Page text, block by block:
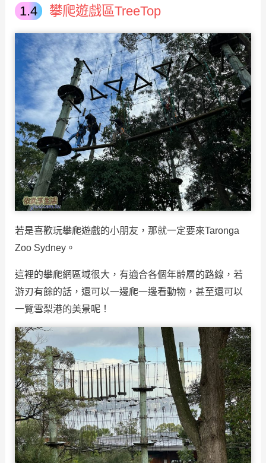
攀爬遊戲區TreeTop
若是喜歡玩攀爬遊戲的小朋友，那就一定要來Taronga
Zoo Sydney。
這裡的攀爬網區域很大，有適合各個年齡層的路線，若
游刃有餘的話，還可以一邊爬一邊看動物，甚至還可以
一覽雪梨港的美景呢！